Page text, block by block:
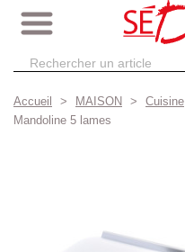
Accueil MAISON Cuisine
Mandoline 5 lames